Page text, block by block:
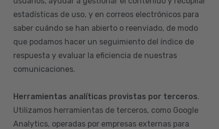
estadísticas de uso, y en correos electrónicos para
saber cuándo se han abierto o reenviado, de modo
que podamos hacer un seguimiento del índice de
respuesta y evaluar la eficiencia de nuestras
comunicaciones.
Herramientas analíticas provistas por terceros.
Utilizamos herramientas de terceros, como Google
Analytics, operadas por empresas externas para